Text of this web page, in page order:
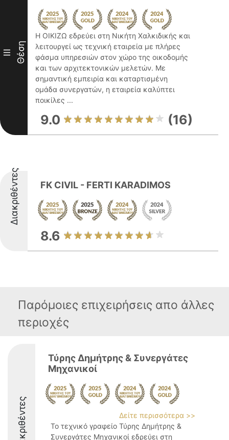
III Θέση
Η ΟΙΚΙΖΩ εδρεύει στη Νικήτη Χαλκιδικής και
λειτουργεί ως τεχνική εταιρεία με πλήρες
φάσμα υπηρεσιών στον χώρο της οικοδομής
και των αρχιτεκτονικών μελετών. Με
σημαντική εμπειρία και καταρτισμένη
ομάδα συνεργατών, η εταιρεία καλύπτει
ποικίλες ...
9.0 (16)
Διακριθέντες FK CIVIL - FERTI KARADIMOS
8.6
Παρόμοιες επιχειρήσεις απο άλλες
περιοχές
Διακριθέντες
Τύρης Δημήτρης & Συνεργάτες
Μηχανικοί
Δείτε περισσότερα >>
Το τεχνικό γραφείο Τύρης Δημήτρης &
Συνεργάτες Μηχανικοί εδρεύει στη